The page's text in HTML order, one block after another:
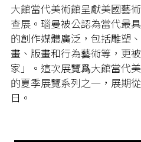
大館當代美術館呈獻美國藝
查展。瑙曼被公認為當代最
的創作媒體廣泛，包括雕塑
畫、版畫和行為藝術等，更
家」。這次展覽爲大館當代
的夏季展覽系列之一，展期從
日。